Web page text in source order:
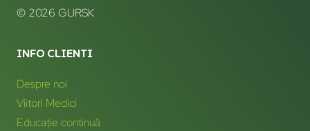
© 2026 GURSK
INFO CLIENTI
Despre noi
Viitori Medici
Educație continuă